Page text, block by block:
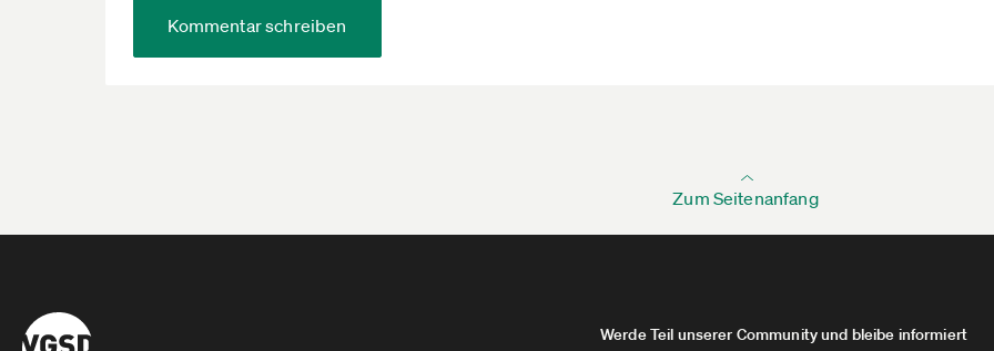
Kommentar schreiben
Zum Seitenanfang
Werde Teil unserer Community und bleibe informiert